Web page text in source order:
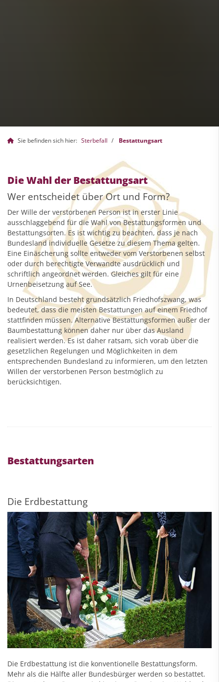
Sie befinden sich hier: Sterbefall Bestattungsart
Die Wahl der Bestattungsart
Wer entscheidet über Ort und Form?
Der Wille der verstorbenen Person ist in erster Linie
ausschlaggebend für die Wahl von Bestattungsformen und
Bestattungsorten. Es ist wichtig zu beachten, dass je nach
Bundesland individuelle Gesetze zu diesem Thema gelten.
Eine Einäscherung sollte entweder vom Verstorbenen selbst
oder durch berechtigte Verwandte ausdrücklich und
schriftlich angeordnet werden. Gleiches gilt für eine
Urnenbeisetzung auf See.
In Deutschland besteht grundsätzlich Friedhofszwang, was
bedeutet, dass die meisten Bestattungen auf einem Friedhof
stattfinden müssen. Alternative Bestattungsformen außer der
Baumbestattung können daher nur über das Ausland
realisiert werden. Es ist daher ratsam, sich vorab über die
gesetzlichen Regelungen und Möglichkeiten in dem
entsprechenden Bundesland zu informieren, um den letzten
Willen der verstorbenen Person bestmöglich zu
berücksichtigen.
Bestattungsarten
Die Erdbestattung
Die Erdbestattung ist die konventionelle Bestattungsform.
Mehr als die Hälfte aller Bundesbürger werden so bestattet.